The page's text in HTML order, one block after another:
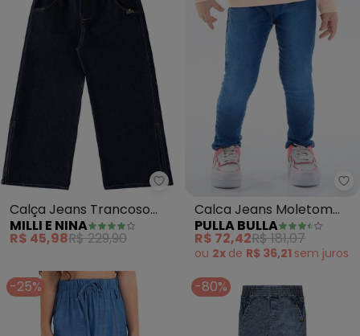
Milli e Nina - Calça Jeans
Calça Jeans Trancoso
com Abertura Lateral
(Azul)
MILLI E NINA
R$ 45,98R$ 229,90
Calca Jeans Moletom
(Azul)
PULLA BULLA
R$ 72,42R$ 181,07
ou 2x de R$ 36,21 sem juros
-25% -80%